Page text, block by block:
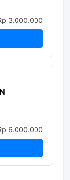
3.000.000
6.000.000